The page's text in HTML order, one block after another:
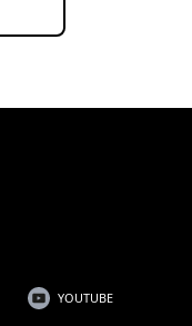
YOUTUBE